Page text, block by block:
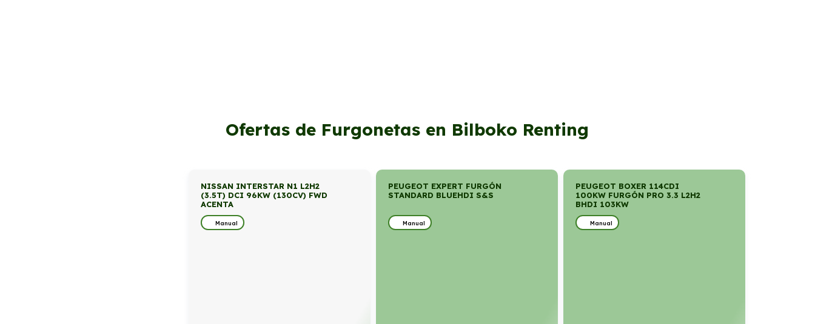
Ofertas de Furgonetas en Bilboko Renting
NISSAN INTERSTAR N1 L2H2
(3.5T) DCI 96KW (130CV) FWD
ACENTA
Manual
PEUGEOT EXPERT FURGÓN
STANDARD BLUEHDI S&S
Manual
PEUGEOT BOXER 114CDI
100KW FURGÓN PRO 3.3 L2H2
BHDI 103KW
Manual